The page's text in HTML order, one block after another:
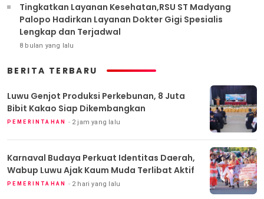
Tingkatkan Layanan Kesehatan,RSU ST Madyang
Palopo Hadirkan Layanan Dokter Gigi Spesialis
Lengkap dan Terjadwal
8 bulan yang lalu
BERITA TERBARU
Luwu Genjot Produksi Perkebunan, 8 Juta
Bibit Kakao Siap Dikembangkan
PEMERINTAHAN 2 jam yang lalu
Karnaval Budaya Perkuat Identitas Daerah,
Wabup Luwu Ajak Kaum Muda Terlibat Aktif
PEMERINTAHAN 2 hari yang lalu